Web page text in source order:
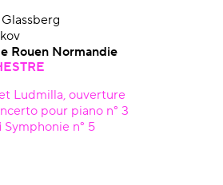
Rouen Normandie
Ludmilla, ouverture
pour piano n° 3
Symphonie n° 5